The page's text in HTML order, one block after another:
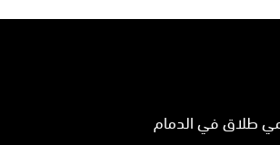
طلاق في الدمام